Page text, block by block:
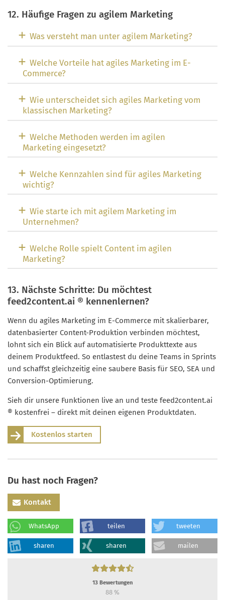
12. Häufige Fragen zu agilem Marketing
Was versteht man unter agilem Marketing?
Welche Vorteile hat agiles Marketing im E-
Commerce?
Wie unterscheidet sich agiles Marketing vom
klassischen Marketing?
Welche Methoden werden im agilen
Marketing eingesetzt?
Welche Kennzahlen sind für agiles Marketing
wichtig?
Wie starte ich mit agilem Marketing im
Unternehmen?
Welche Rolle spielt Content im agilen
Marketing?
13. Nächste Schritte: Du möchtest
feed2content.ai ® kennenlernen?
Wenn du agiles Marketing im E-Commerce mit skalierbarer,
datenbasierter Content-Produktion verbinden möchtest,
lohnt sich ein Blick auf automatisierte Produkttexte aus
deinem Produktfeed. So entlastest du deine Teams in Sprints
und schaffst gleichzeitig eine saubere Basis für SEO, SEA und
Conversion-Optimierung.
Sieh dir unsere Funktionen live an und teste feed2content.ai
® kostenfrei – direkt mit deinen eigenen Produktdaten.
Kostenlos starten
Du hast noch Fragen?
Kontakt
WhatsApp teilen tweeten
sharen sharen mailen
13 Bewertungen
88 %